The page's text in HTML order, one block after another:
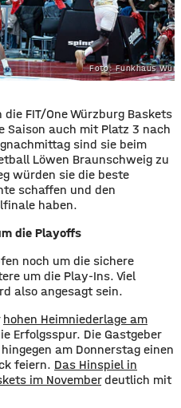
Foto: Funkhaus
FIT/One Würzburg Baskets
Saison auch mit Platz 3 nach
sind sie beim
Löwen Braunschweig zu
würden sie die beste
schaffen und den
haben.
die Playoffs
noch um die sichere
um die Play-Ins. Viel
also angesagt sein.
hohen Heimniederlage am
Erfolgsspur. Die Gastgeber
am Donnerstag einen
feiern. Das Hinspiel in
im Novemberdeutlich mit